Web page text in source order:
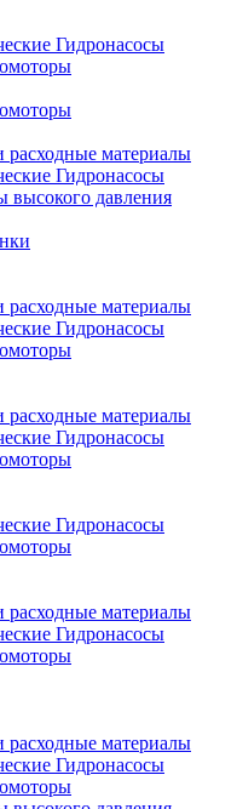
Гидронасосы
материалы
Гидронасосы
высокого давления
материалы
Гидронасосы
материалы
Гидронасосы
Гидронасосы
материалы
Гидронасосы
материалы
Гидронасосы